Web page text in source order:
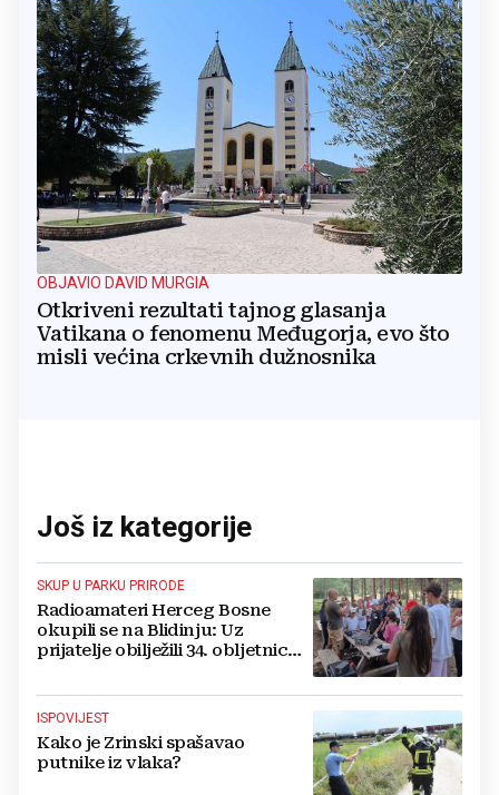
OBJAVIO DAVID MURGIA
Otkriveni rezultati tajnog glasanja
Vatikana o fenomenu Međugorja, evo što
misli većina crkevnih dužnosnika
Još iz kategorije
SKUP U PARKU PRIRODE
Radioamateri Herceg Bosne
okupili se na Blidinju: Uz
prijatelje obilježili 34. obljetnicu
ISPOVIJEST
Kako je Zrinski spašavao
putnike iz vlaka?